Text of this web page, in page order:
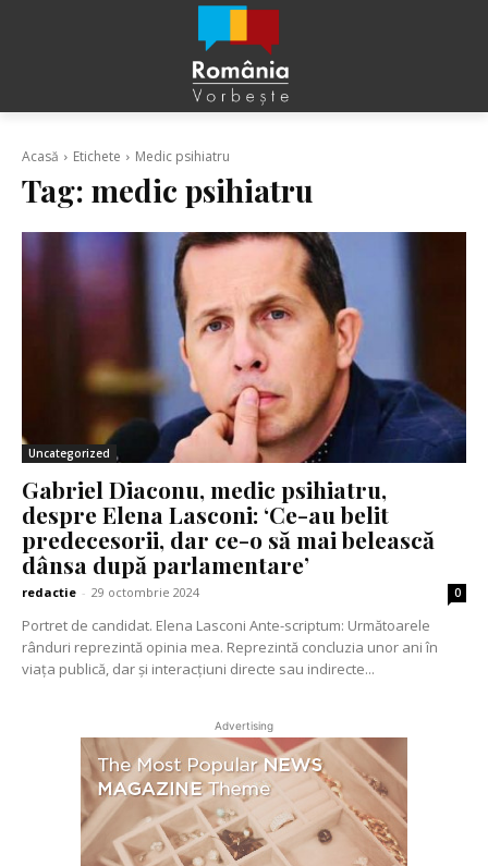
Acasă Etichete Medic psihiatru
Tag: medic psihiatru
Uncategorized
Gabriel Diaconu, medic psihiatru,
despre Elena Lasconi: ‘Ce-au belit
predecesorii, dar ce-o să mai belească
dânsa după parlamentare’
redactie - 29 octombrie 2024 0
Portret de candidat. Elena Lasconi Ante-scriptum: Următoarele
rânduri reprezintă opinia mea. Reprezintă concluzia unor ani în
viața publică, dar și interacțiuni directe sau indirecte...
Advertising